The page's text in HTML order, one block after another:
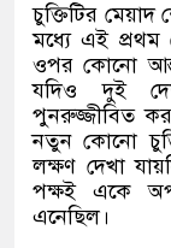
চুক্তিটির
মধ্যে এই প্রথম
ওপর কোনো
যদিও দুই
পুনরুজ্জীবিত
নতুন কোনো
লক্ষণ দেখা
পক্ষই একে
এনেছিল।